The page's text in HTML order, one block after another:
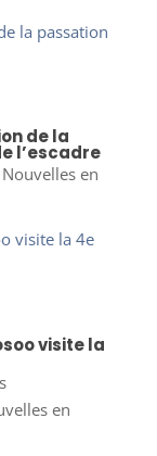
de la
l’escadre
Nouvelles en
visite la
en